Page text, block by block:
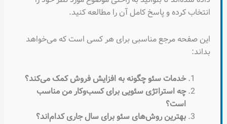
انتخاب کرده و پاسخ کامل آن را مطالعه کنید.
این صفحه مرجع مناسبی برای هر کسی است که می‌خواهد
بداند:
خدمات سئو چگونه به افزایش فروش کمک می‌کند؟
چه استراتژی سئویی برای کسب‌وکار من مناسب
است؟
بهترین روش‌های سئو برای سال جاری کدام‌اند؟